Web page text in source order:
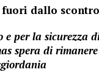
fuori dallo
per la sicurezza
spera di